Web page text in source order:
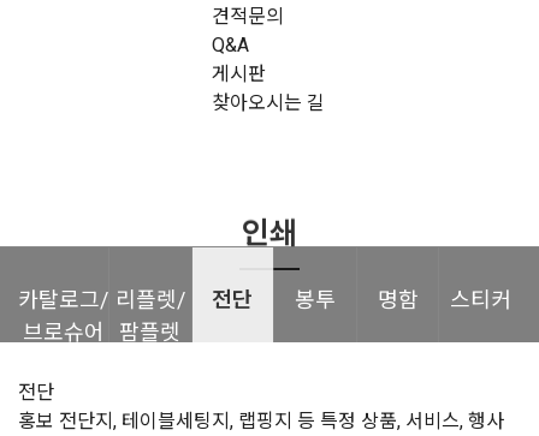
견적문의
Q&A
게시판
찾아오시는 길
인쇄
카탈로그/
브로슈어
리플렛/
팜플렛
전단 봉투 명함 스티커
전단
홍보 전단지, 테이블세팅지, 랩핑지 등 특정 상품, 서비스, 행사